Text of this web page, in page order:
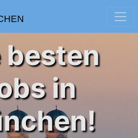
besten
in